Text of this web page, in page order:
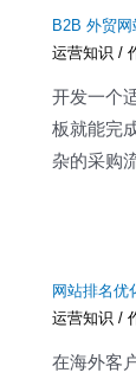
B2B 外贸
运营知识 /
开发一个
板就能完
杂的采购
网站排名优
运营知识 /
在海外客